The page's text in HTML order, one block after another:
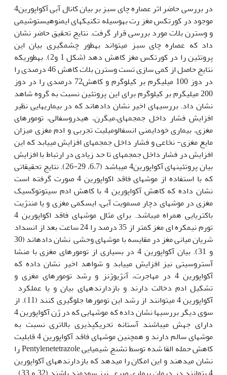
در بررسی حاضر اثر عصاره چای سبز بر بیان کانال آبی آکواپورین4
موجود در کورتکس مغز رت به‏وسیله تکنیک­های ایمنوهیستوشیمی
و وسترن بلات مورد بررسی قرار گرفت. نتایج تحقیق حاضر نشان
داد که عصاره چای سبز می‏تواند به‏طور چشمگیری بیان این
پروتئین را در کورتکس مغز کاهش دهد (شکل 1 و2). به‏طوری‏که
نتایج حاصل از کمی سازی تست وسترن بلات کاهش 46 درصدی را
در دوز 100 میلی‏گرم بر کیلوگرم و کاهش72 درصدی را در دوز
200 میلی‏گرم بر کیلوگرم برای این پروتئین نسبت به گروه شاهد
نشان داد. بررسی­های اخیر نشان داده‏اند که در بیماری­هایی نظیر
افزایش فشار داخل جمجمه­ای،میگرن، هیدروسفالی، تومور‌های
مغزی، بیماری خود‌ایمنی انسفالومیلیت تجربی و ادم مغزی میزان
مایع مغزی- نخاعی و فشار داخل جمجمه‏ای افزایش می­یابد که این
افزایش در فشار داخل جمجمه­ای تا حد زیادی در ارتباط با افزایش
بیان پروتئین‏های آکواپورین4 می­باشد (6،7، 29-26). نتایج تحقیقاتی
که با استفاده از موش‏های فاقد اکواپورین 4 صورت گرفته است
نشان داده که کاهش آکواپورین 4 با کاهش ادم سیتوتوکسیک
مغزی در موش‏های دچار مسمویت آبی‏، ایسکمی مغزی و یا مننژیت
باکتریایی همراه می‏باشد. برای مثال موش‏های فاقد اکواپورین 4
تورم نیمکره ای مغز کمتر از 35 درصد را 24 ساعت بعد از انسداد
شریان میانی مغز در مقایسه با موش‏های وحشی نشان داده‏اند (30
و 31). بیان آکواپورین 4 در بسیاری از تومورهای مغزی با منشا
آستروسیتی نیز افزایش می‏یابد و شواهد اخیر نشان داده که
آکواپورین 4 در مهاجرت، آنژیوژنز و رشد تومورهای مغزی و
تشکیل ادم دخالت دارند و بازدارنده‏های بیان و یا عمل‏کرد
آکواپورین 4 می‏توانند از رشد این تومورها جلوگیری کنند (11). از
سوی دیگر بررسی‏ها نشان داده که موش‏هایی که در ژن آکواپورین 4
دارای جهش می‏باشند آستانه تحریک‏پذیری بالاتری نسبت به
موش‏های سالم دارند و همچنین موش‏های فاقد آکواپورین 4 قابلیت
کاهش حمله القا شده توسط تشنج شیمیایی Pentylenetetrazole را
نشان می‏دهند و این امکان را می‏دهد که بازدارنده‏های آکواپورین